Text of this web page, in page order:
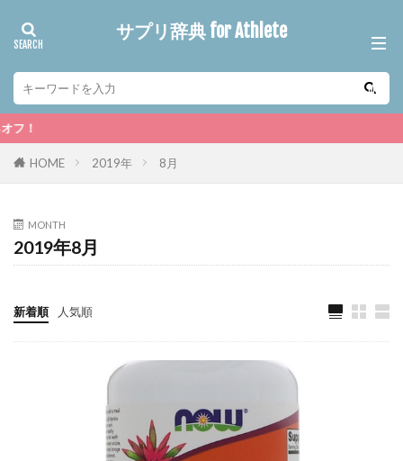
サプリ辞典 for Athlete
HOME 2019年 8月
MONTH
2019年8月
新着順 人気順